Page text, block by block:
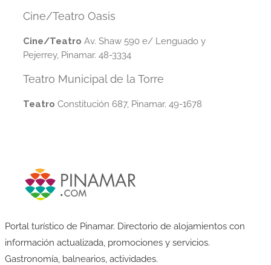
Cine/Teatro Oasis
Cine/Teatro Av. Shaw 590 e/ Lenguado y
Pejerrey, Pinamar. 48-3334
Teatro Municipal de la Torre
Teatro Constitución 687, Pinamar. 49-1678
Portal turístico de Pinamar. Directorio de alojamientos con
información actualizada, promociones y servicios.
Gastronomía, balnearios, actividades.